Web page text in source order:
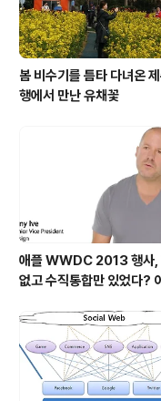
봄 비수기를 틈타 다녀온
행에서 만난 유채꽃
애플 WWDC 2013 행사,
없고 수직통합만 있었다?